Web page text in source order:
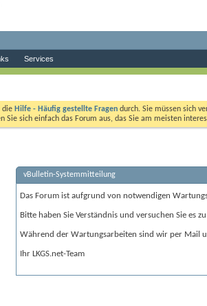
Services
die Hilfe - Häufig gestellte Fragen durch. Sie müssen sich
Sie sich einfach das Forum aus, das Sie am meisten
vBulletin-Systemmitteilung
Das Forum ist aufgrund von notwendigen
Bitte haben Sie Verständnis und versuchen Sie es
Während der Wartungsarbeiten sind wir per Mail
Ihr LKGS.net-Team